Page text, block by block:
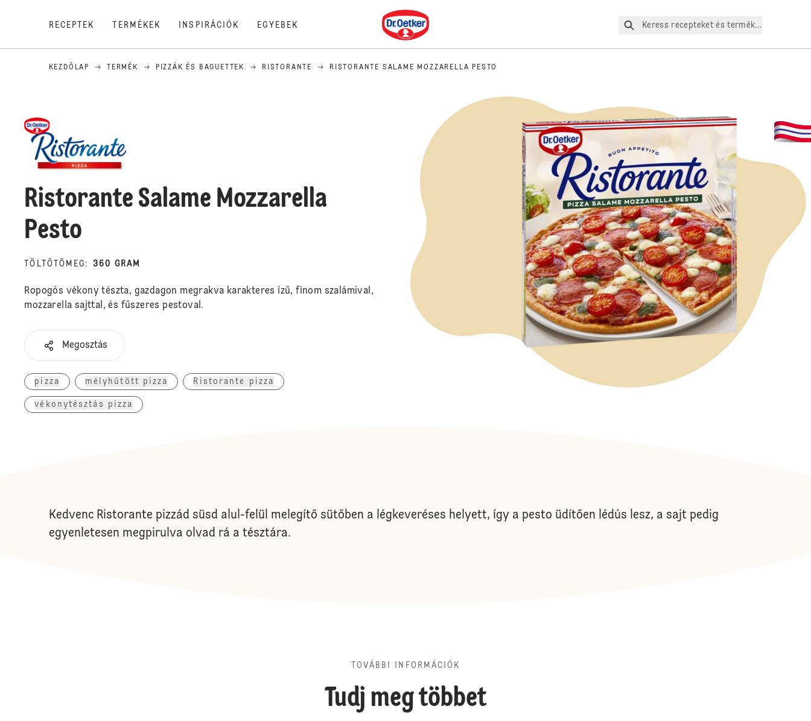
RECEPTEK TERMÉKEK INSPIRÁCIÓK EGYEBEK
Dr. Oetker
Keress recepteket és termékeket az
KEZDŐLAP TERMÉK PIZZÁK ÉS BAGUETTEK RISTORANTE RISTORANTE SALAME MOZZARELLA PESTO
Ristorante Salame Mozzarella
Pesto
TÖLTŐTÖMEG : 360 GRAM
Ropogós vékony tészta, gazdagon megrakva karakteres ízű, finom szalámival,
mozzarella sajttal, és fűszeres pestoval.
Megosztás
pizza mélyhűtött pizza Ristorante pizza
vékonytésztás pizza
Kedvenc Ristorante pizzád süsd alul-felül melegítő sütőben a légkeveréses helyett, így a pesto üdítően lédús lesz, a sajt pedig
egyenletesen megpirulva olvad rá a tésztára.
TOVÁBBI INFORMÁCIÓK
Tudj meg többet